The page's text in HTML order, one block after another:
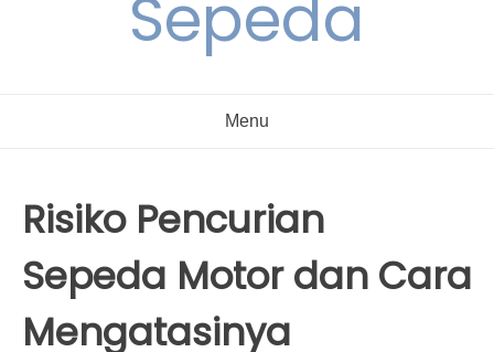
Sepeda
Menu
Risiko Pencurian
Sepeda Motor dan Cara
Mengatasinya